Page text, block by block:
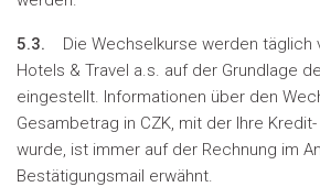
5.3. Die Wechselkurse werden täglich
Hotels & Travel a.s. auf der Grundlage
eingestellt. Informationen über den
Gesambetrag in CZK, mit der Ihre
wurde, ist immer auf der Rechnung im
Bestätigungsmail erwähnt.